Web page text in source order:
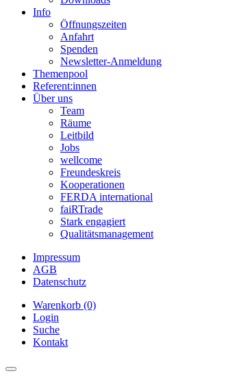
Info
Öffnungszeiten
Anfahrt
Spenden
Newsletter-Anmeldung
Themenpool
Referent:innen
Über uns
Team
Räume
Leitbild
Jobs
wellcome
Freundeskreis
Kooperationen
FERDA international
faiRTrade
Stark engagiert
Qualitätsmanagement
Impressum
AGB
Datenschutz
Warenkorb (0)
Login
Suche
Kontakt